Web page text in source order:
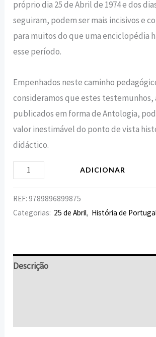
próprio dia 25 de Abril de 1974 e dos
seguiram, podem ser mais incisivos e
para muitos do que uma enciclopédia
esse período.
Empenhados neste caminho
consideramos que estes testemunhos,
publicados em forma de Antologia,
valor inestimável do ponto de vista
didáctico.
ADICIONAR
REF:9789896899875
Categorias: 25 de Abril, História de
Descrição